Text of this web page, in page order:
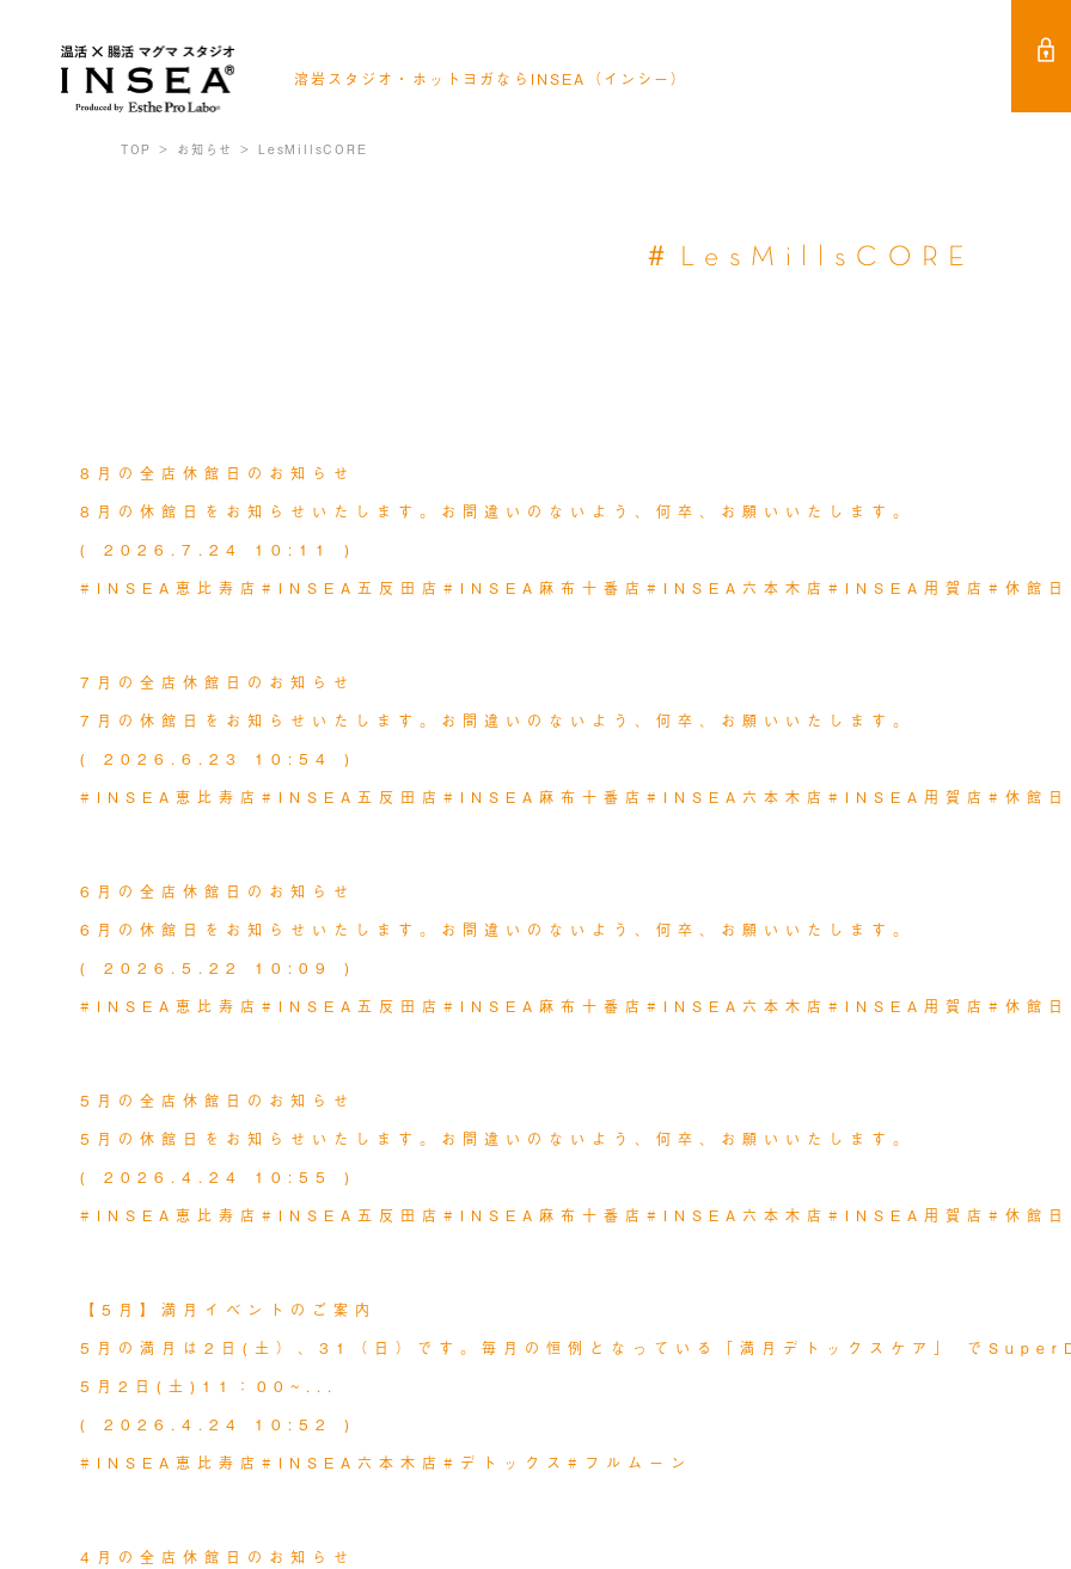
溶岩スタジオ・ホットヨガならINSEA（インシー）
TOP お知らせ LesMillsCORE
＃LesMillsCORE
8月の全店休館日のお知らせ
8月の休館日をお知らせいたします。お間違いのないよう、何卒、お願いいたします。
( 2026.7.24 10:11 )
#INSEA恵比寿店#INSEA五反田店#INSEA麻布十番店#INSEA六本木店#INSEA用賀店#休館日
7月の全店休館日のお知らせ
7月の休館日をお知らせいたします。お間違いのないよう、何卒、お願いいたします。
( 2026.6.23 10:54 )
#INSEA恵比寿店#INSEA五反田店#INSEA麻布十番店#INSEA六本木店#INSEA用賀店#休館日
6月の全店休館日のお知らせ
6月の休館日をお知らせいたします。お間違いのないよう、何卒、お願いいたします。
( 2026.5.22 10:09 )
#INSEA恵比寿店#INSEA五反田店#INSEA麻布十番店#INSEA六本木店#INSEA用賀店#休館日
5月の全店休館日のお知らせ
5月の休館日をお知らせいたします。お間違いのないよう、何卒、お願いいたします。
( 2026.4.24 10:55 )
#INSEA恵比寿店#INSEA五反田店#INSEA麻布十番店#INSEA六本木店#INSEA用賀店#休館日
【5月】満月イベントのご案内
5月の満月は2日(土）、31（日）です。毎月の恒例となっている「満月デトックスケア」 で
5月2日(土)11：00~...
( 2026.4.24 10:52 )
#INSEA恵比寿店#INSEA六本木店#デトックス#フルムーン
4月の全店休館日のお知らせ